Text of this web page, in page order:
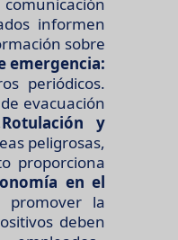
informen
sobre
emergencia:
periódicos.
evacuación
Rotulación y
peligrosas,
proporciona
en el
promover la
deben